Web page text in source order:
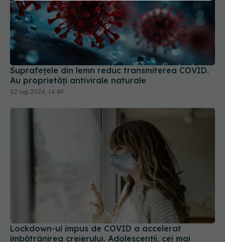
Suprafețele din lemn reduc transmiterea COVID.
Au proprietăți antivirale naturale
02 sep 2024, 14:49
Lockdown-ul impus de COVID a accelerat
îmbătrânirea creierului. Adolescenții, cei mai
afectați